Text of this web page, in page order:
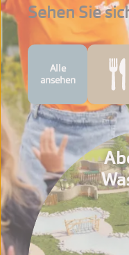
Sehen Sie
Alle
ansehen